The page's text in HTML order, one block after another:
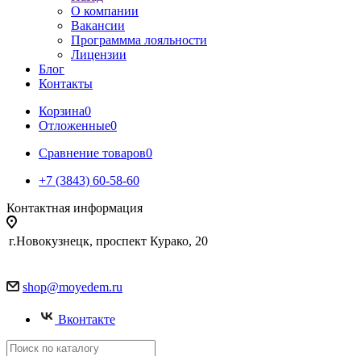
О компании
Вакансии
Программма лояльности
Лицензии
Блог
Контакты
Корзина0
Отложенные0
Сравнение товаров0
+7 (3843) 60-58-60
Контактная информация
г.Новокузнецк, проспект Курако, 20
shop@moyedem.ru
Вконтакте